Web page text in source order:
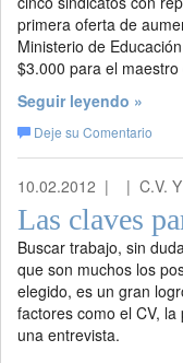
primera oferta de
Ministerio de
$3.000 para el
Seguir leyendo »
Deje su Comentario
10.02.2012 | | C.V.
Las claves
Buscar trabajo, sin
que son muchos los
elegido, es un gran
factores como el CV,
una entrevista.